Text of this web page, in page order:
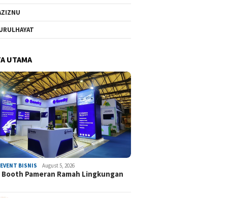
UTAMA
EVENT BISNIS August 5, 2026
Pameran Ramah Lingkungan